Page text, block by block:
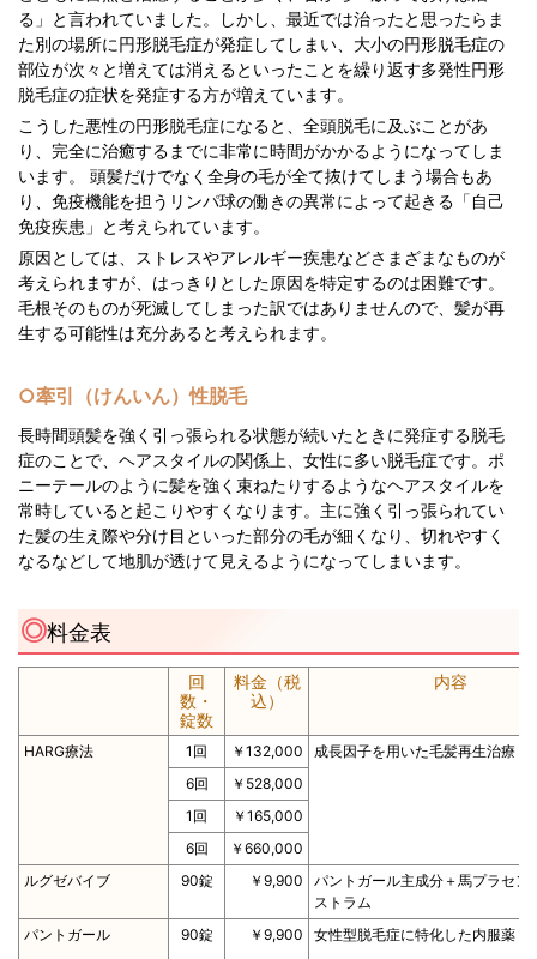
る」と言われていました。しかし、最近では治ったと思ったらま
た別の場所に円形脱毛症が発症してしまい、大小の円形脱毛症の
部位が次々と増えては消えるといったことを繰り返す多発性円形
脱毛症の症状を発症する方が増えています。
こうした悪性の円形脱毛症になると、全頭脱毛に及ぶことがあ
り、完全に治癒するまでに非常に時間がかかるようになってしま
います。 頭髪だけでなく全身の毛が全て抜けてしまう場合もあ
り、免疫機能を担うリンパ球の働きの異常によって起きる「自己
免疫疾患」と考えられています。
原因としては、ストレスやアレルギー疾患などさまざまなものが
考えられますが、はっきりとした原因を特定するのは困難です。
毛根そのものが死滅してしまった訳ではありませんので、髪が再
生する可能性は充分あると考えられます。
○牽引（けんいん）性脱毛
長時間頭髪を強く引っ張られる状態が続いたときに発症する脱毛
症のことで、ヘアスタイルの関係上、女性に多い脱毛症です。ポ
ニーテールのように髪を強く束ねたりするようなヘアスタイルを
常時していると起こりやすくなります。主に強く引っ張られてい
た髪の生え際や分け目といった部分の毛が細くなり、切れやすく
なるなどして地肌が透けて見えるようになってしまいます。
料金表
回
数・
錠数
料金（税
込）
内容
HARG療法 1回 ￥132,000
成長因子を用いた毛髪再生治療
6回
￥528,000
1回
￥165,000
6回
￥660,000
ルグゼバイブ
90錠 ￥9,900
パントガール主成分＋馬プラセン
ストラム
パントガール
90錠 ￥9,900 女性型脱毛症に特化した内服薬